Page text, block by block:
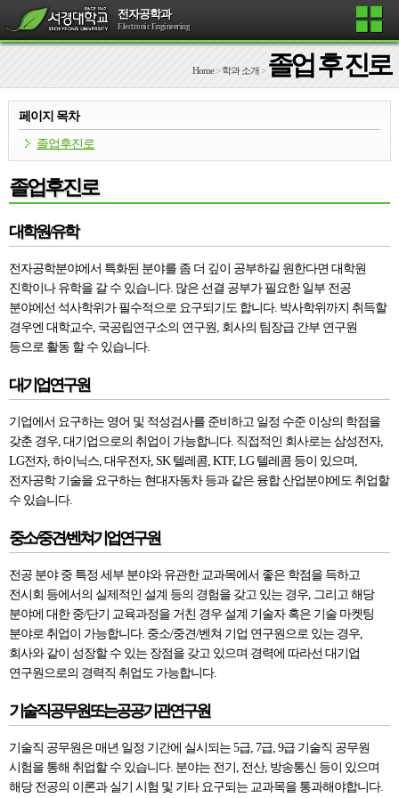
전자공학과
Electronic Engineering
Home> 학과 소개> 졸업 후 진로
페이지 목차
졸업후진로
졸업후진로
대학원/유학
전자공학분야에서 특화된 분야를 좀 더 깊이 공부하길 원한다면 대학원
진학이나 유학을 갈 수 있습니다. 많은 선결 공부가 필요한 일부 전공
분야에선 석사학위가 필수적으로 요구되기도 합니다. 박사학위까지 취득할
경우엔 대학교수, 국공립연구소의 연구원, 회사의 팀장급 간부 연구원
등으로 활동 할 수 있습니다.
대기업연구원
기업에서 요구하는 영어 및 적성검사를 준비하고 일정 수준 이상의 학점을
갖춘 경우, 대기업으로의 취업이 가능합니다. 직접적인 회사로는 삼성전자,
LG전자, 하이닉스, 대우전자, SK 텔레콤, KTF, LG 텔레콤 등이 있으며,
전자공학 기술을 요구하는 현대자동차 등과 같은 융합 산업분야에도 취업할
수 있습니다.
중소/중견/벤쳐기업연구원
전공 분야 중 특정 세부 분야와 유관한 교과목에서 좋은 학점을 득하고
전시회 등에서의 실제적인 설계 등의 경험을 갖고 있는 경우, 그리고 해당
분야에 대한 중/단기 교육과정을 거친 경우 설계 기술자 혹은 기술 마켓팅
분야로 취업이 가능합니다. 중소/중견/벤쳐 기업 연구원으로 있는 경우,
회사와 같이 성장할 수 있는 장점을 갖고 있으며 경력에 따라선 대기업
연구원으로의 경력직 취업도 가능합니다.
기술직공무원또는공공기관연구원
기술직 공무원은 매년 일정 기간에 실시되는 5급, 7급, 9급 기술직 공무원
시험을 통해 취업할 수 있습니다. 분야는 전기, 전산, 방송통신 등이 있으며
해당 전공의 이론과 실기 시험 및 기타 요구되는 교과목을 통과해야합니다.